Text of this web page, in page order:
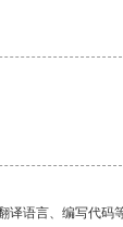
语言、编写代码等